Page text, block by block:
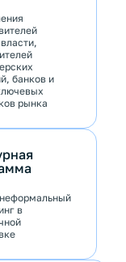
банков и
рынка
в